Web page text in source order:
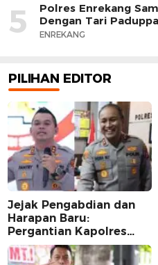
5
Polres Enrekang
Dengan Tari
ENREKANG
PILIHAN EDITOR
Jejak Pengabdian dan
Harapan Baru:
Pergantian Kapolres
Sidrap dalam Perspektif
Karier Dua Perwira